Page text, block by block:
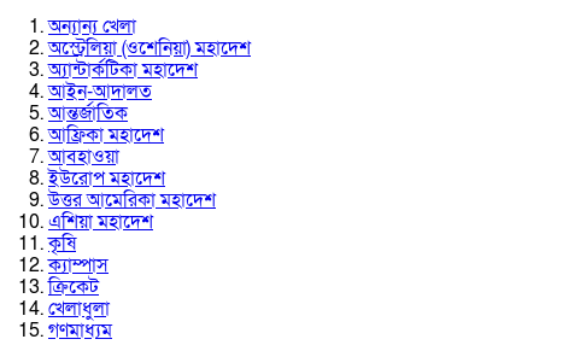
অন্যান্য খেলা
অস্ট্রেলিয়া (ওশেনিয়া) মহাদেশ
অ্যান্টার্কটিকা মহাদেশ
আইন-আদালত
আন্তর্জাতিক
আফ্রিকা মহাদেশ
আবহাওয়া
ইউরোপ মহাদেশ
উত্তর আমেরিকা মহাদেশ
এশিয়া মহাদেশ
কৃষি
ক্যাম্পাস
ক্রিকেট
খেলাধুলা
গণমাধ্যম